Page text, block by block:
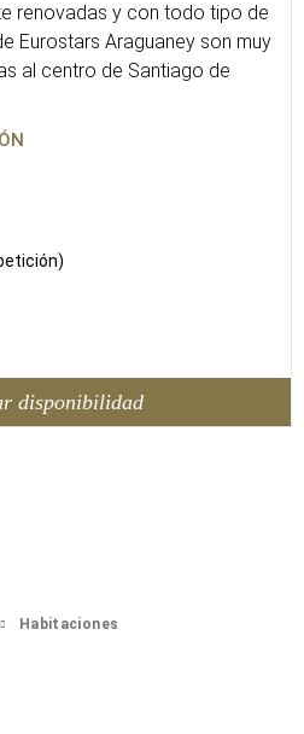
renovadas y con todo tipo de
Eurostars Araguaney son muy
al centro de Santiago de
disponibilidad
Habitaciones